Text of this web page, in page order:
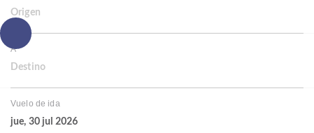
Origen
A
Destino
Vuelo de ida
jue, 30 jul 2026